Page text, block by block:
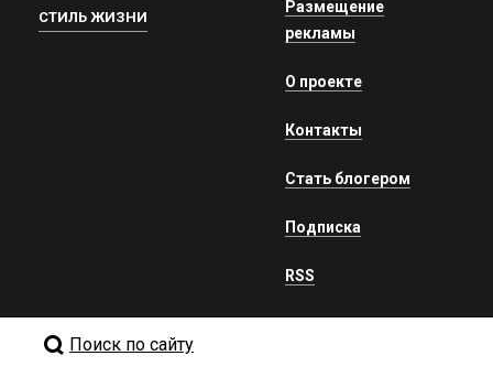
СТИЛЬ ЖИЗНИ
Размещение
рекламы
О проекте
Контакты
Стать блогером
Подписка
RSS
Поиск по сайту